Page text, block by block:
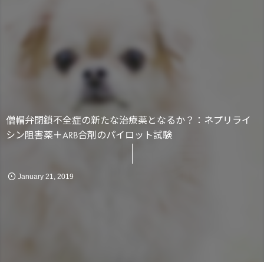
僧帽弁閉鎖不全症の新たな治療薬となるか？：ネプリライ
シン阻害薬＋ARB合剤のパイロット試験
January 21 2019 循環器
化学療法